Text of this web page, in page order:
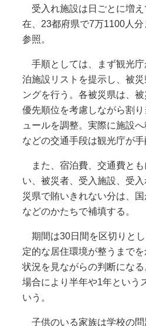
受入れ施設は日ごとに増え
在、23都府県で7万1100人
参照。
手順としては、まず観光庁
泊施設リストを提示し、被
ングを行う。各被災県は、
優先順位を考慮しながら割
ュールを調整。実際に施設
などの交通手段は観光庁が手
また、宿泊費、交通費とも
い、被災者、受入施設、受
災県で賄いきれない分は、
などのかたちで補填する。
期間は30日間を区切りと
定的な居住環境が整うまで
状況を見ながらの判断にな
場合により半年や1年という
いう。
子供のいる家族は学校の問